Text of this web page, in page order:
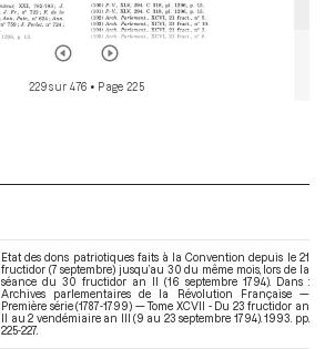
229 sur 476 • Page 225
Etat des dons patriotiques faits à la Convention depuis le 21
fructidor (7 septembre) jusqu’au 30 du même mois, lors de la
séance du 30 fructidor an II (16 septembre 1794). Dans :
Archives parlementaires de la Révolution Française —
Première série (1787-1799) — Tome XCVII - Du 23 fructidor an
II au 2 vendémiaire an III (9 au 23 septembre 1794). 1993. pp.
225-227.